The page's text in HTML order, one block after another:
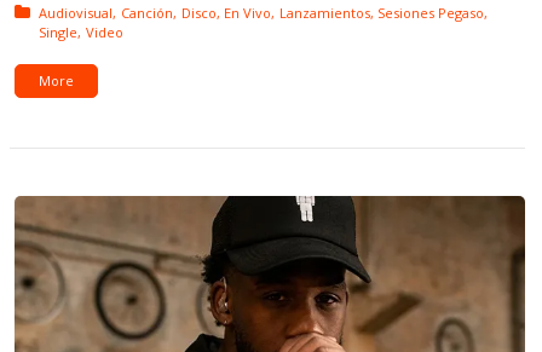
Posted in:
Audiovisual Canción Disco En Vivo Lanzamientos Sesiones Pegaso
Single Video
More